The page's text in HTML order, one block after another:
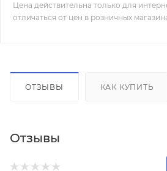
Цена действительна только для
отличаться от цен в розничных
ОТЗЫВЫ КАК КУПИТЬ
Отзывы